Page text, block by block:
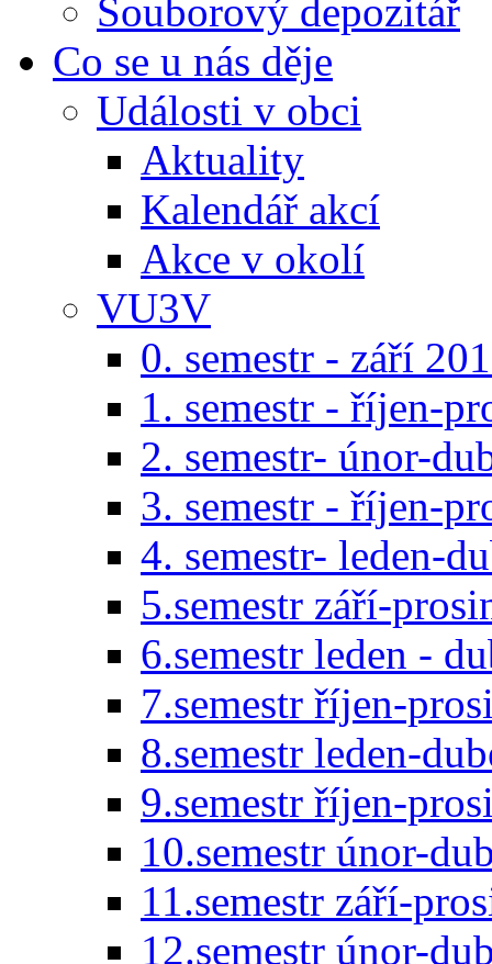
Souborový depozitář
Co se u nás děje
Události v obci
Aktuality
Kalendář akcí
Akce v okolí
VU3V
0. semestr - září
1. semestr - říjen-
2. semestr- únor-
3. semestr - říjen-
4. semestr- leden-
5.semestr září-
6.semestr leden -
7.semestr říjen-
8.semestr leden-
9.semestr říjen-
10.semestr únor-
11.semestr září-
12.semestr únor-